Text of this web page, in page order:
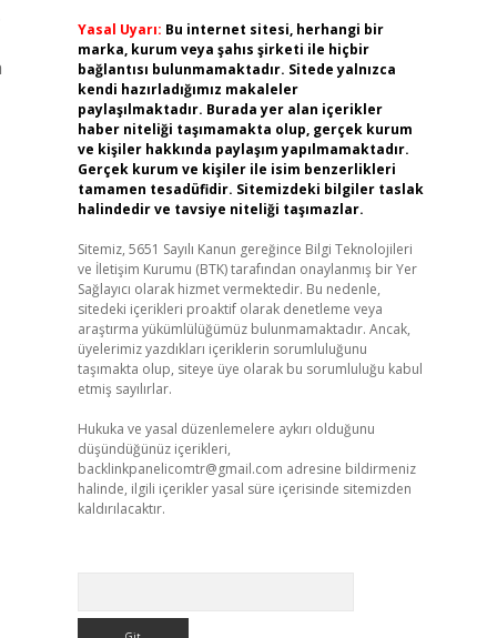
Yasal Uyarı: Bu internet sitesi, herhangi bir
marka, kurum veya şahıs şirketi ile hiçbir
bağlantısı bulunmamaktadır. Sitede yalnızca
kendi hazırladığımız makaleler
paylaşılmaktadır. Burada yer alan içerikler
haber niteliği taşımamakta olup, gerçek kurum
ve kişiler hakkında paylaşım yapılmamaktadır.
Gerçek kurum ve kişiler ile isim benzerlikleri
tamamen tesadüfidir. Sitemizdeki bilgiler taslak
halindedir ve tavsiye niteliği taşımazlar.
Sitemiz, 5651 Sayılı Kanun gereğince Bilgi Teknolojileri
ve İletişim Kurumu (BTK) tarafından onaylanmış bir Yer
Sağlayıcı olarak hizmet vermektedir. Bu nedenle,
sitedeki içerikleri proaktif olarak denetleme veya
araştırma yükümlülüğümüz bulunmamaktadır. Ancak,
üyelerimiz yazdıkları içeriklerin sorumluluğunu
taşımakta olup, siteye üye olarak bu sorumluluğu kabul
etmiş sayılırlar.
Hukuka ve yasal düzenlemelere aykırı olduğunu
düşündüğünüz içerikleri,
backlinkpanelicomtr@gmail.com adresine bildirmeniz
halinde, ilgili içerikler yasal süre içerisinde sitemizden
kaldırılacaktır.